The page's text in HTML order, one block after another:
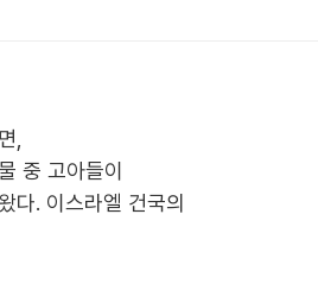
,
중 고아들이
다. 이스라엘 건국의